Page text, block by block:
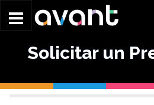
Solicitar un